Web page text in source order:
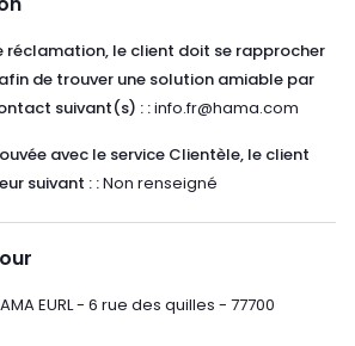
réclamation, le client doit se rapprocher
de trouver une solution amiable par
suivant(s) : :info.fr@hama.com
avec le service Clientèle, le client
suivant : :Non renseigné
EURL - 6 rue des quilles - 77700